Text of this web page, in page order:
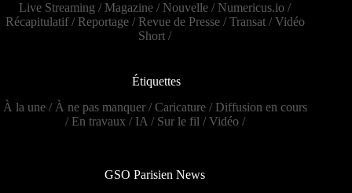
Live Streaming / Magazine / Nouvelle / Numericus.io /
Récapitulatif/ Reportage/ Revue de Presse/Transat/Vidéo
Short /
Étiquettes
À la une/ À ne pas manquer/Caricature/ Diffusion en cours
/ En travaux / IA / Sur le fil /Vidéo/
GSO Parisien News